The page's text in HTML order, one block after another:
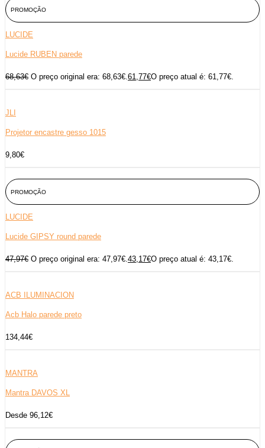
PROMOÇÃO
LUCIDE
Lucide RUBEN parede
68,63€ O preço original era: 68,63€.61,77€O preço atual é: 61,77€.
JLI
Projetor encastre gesso 1015
9,80€
PROMOÇÃO
LUCIDE
Lucide GIPSY round parede
47,97€ O preço original era: 47,97€. 43,17€O preço atual é: 43,17€.
ACB ILUMINACION
Acb Halo parede preto
134,44€
MANTRA
Mantra DAVOS XL
Desde 96,12€